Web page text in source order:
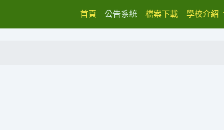
首頁(current)
公告系統 檔案下載 學校介紹